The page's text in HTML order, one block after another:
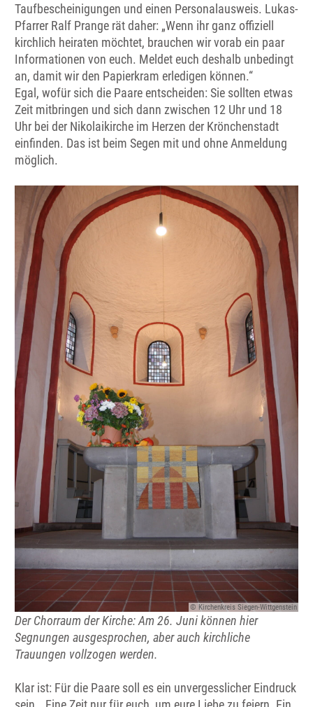
Taufbescheinigungen und einen Personalausweis. Lukas-
Pfarrer Ralf Prange rät daher: „Wenn ihr ganz offiziell
kirchlich heiraten möchtet, brauchen wir vorab ein paar
Informationen von euch. Meldet euch deshalb unbedingt
an, damit wir den Papierkram erledigen können.“
Egal, wofür sich die Paare entscheiden: Sie sollten etwas
Zeit mitbringen und sich dann zwischen 12 Uhr und 18
Uhr bei der Nikolaikirche im Herzen der Krönchenstadt
einfinden. Das ist beim Segen mit und ohne Anmeldung
möglich.
© Kirchenkreis Siegen-Wittgenstein
Der Chorraum der Kirche: Am 26. Juni können hier
Segnungen ausgesprochen, aber auch kirchliche
Trauungen vollzogen werden.
Klar ist: Für die Paare soll es ein unvergesslicher Eindruck